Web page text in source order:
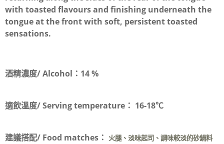
with toasted flavours and finishing underneath the
tongue at the front with soft, persistent toasted
sensations.
酒精濃度/ Alcohol： 14 %
適飲溫度/ Serving temperature： 16-18℃
建議搭配/ Food matches：
火腿、淡味起司、調味較淡的砂鍋料